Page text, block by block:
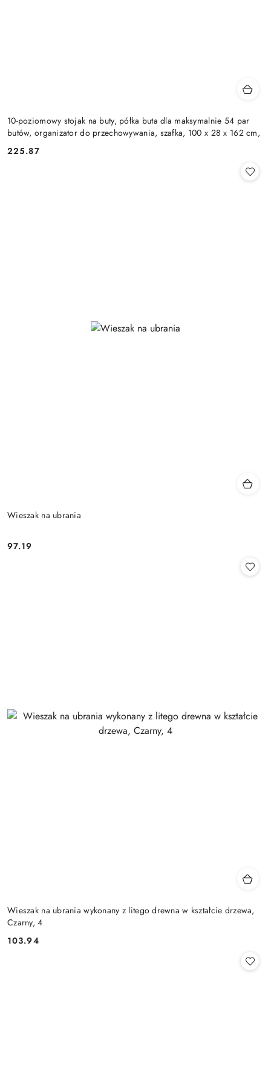
10-poziomowy stojak na buty, półka buta dla maksymalnie 54 par
butów, organizator do przechowywania, szafka, 100 x 28 x 162 cm,
Cena:
225.87
Wieszak na ubrania
Cena:
97.19
Wieszak na ubrania wykonany z litego drewna w kształcie drzewa,
Czarny, 4
Cena:
103.94